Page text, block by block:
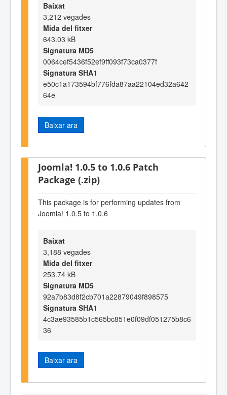
Baixat
3,212 vegades
Mida del fitxer
643.03 kB
Signatura MD5
0064cef5436f52ef9ff093f73ca0377f
Signatura SHA1
e50c1a173594bf776fda87aa22104ed32a642
64e
Baixar ara
Joomla! 1.0.5 to 1.0.6 Patch
Package (.zip)
This package is for performing updates from
Joomla! 1.0.5 to 1.0.6
Baixat
3,188 vegades
Mida del fitxer
253.74 kB
Signatura MD5
92a7b83d8f2cb701a22879049f898575
Signatura SHA1
4c3ae93585b1c565bc851e0f09df051275b8c6
36
Baixar ara